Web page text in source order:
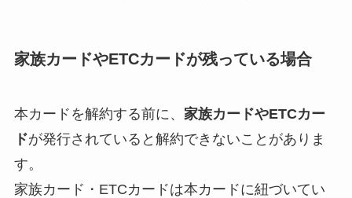
ニューZの解約まと
め！電話が繋がらな
ニーを電話から解約
家族カードやETCカードが残っている場合
本カードを解約する前に、 家族カードやETCカー
ドが発行されていると解約できないことがありま
す。
家族カード・ETCカードは本カードに紐づいてい